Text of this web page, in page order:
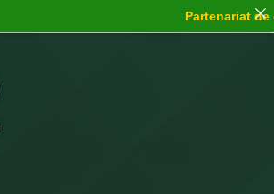
Partenariat de